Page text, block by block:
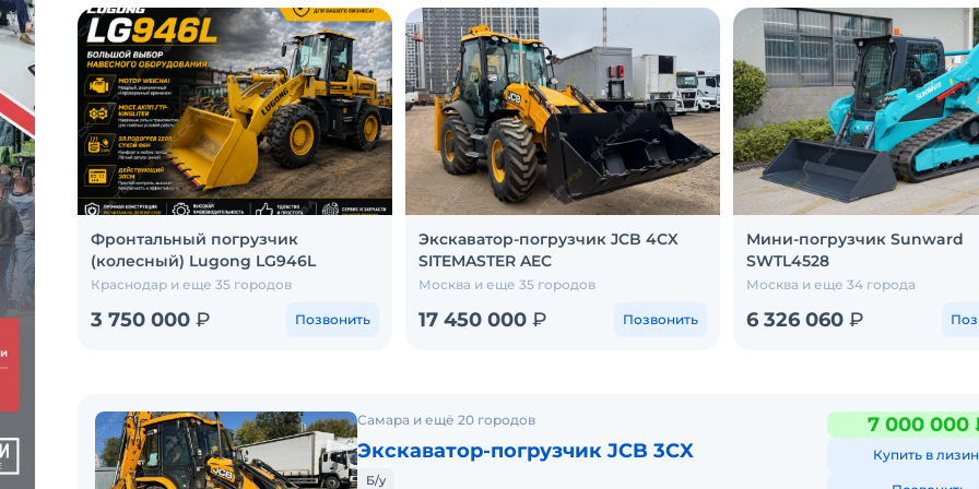
Фронтальный погрузчик
(колесный) Lugong LG946L
Краснодар и еще 35 городов
3 750 000 ₽ Позвонить
Экскаватор-погрузчик JCB 4CX
SITEMASTER AEC
Москва и еще 35 городов
17 450 000 ₽ Позвонить
Мини-погрузчик Sunward
SWTL4528
Москва и еще 34 города
6 326 060 ₽
Самара и ещё 20 городов
Экскаватор-погрузчик JCB 3CX
Б/у
7 000 000
Купить в